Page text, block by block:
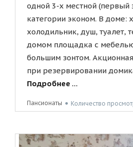
одной 3-х местной (первый
категории эконом. В доме:
холодильник, душ, туалет,
домом площадка с
большим зонтом.
при резервировании
Подробнее ...
Пансионаты ● Количество